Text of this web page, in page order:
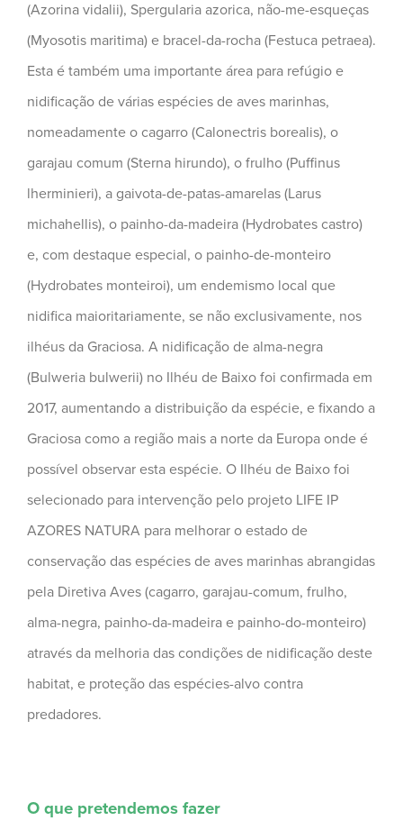
(Azorina vidalii), Spergularia azorica, não-me-esqueças
(Myosotis maritima) e bracel-da-rocha (Festuca petraea).
Esta é também uma importante área para refúgio e
nidificação de várias espécies de aves marinhas,
nomeadamente o cagarro (Calonectris borealis), o
garajau comum (Sterna hirundo), o frulho (Puffinus
lherminieri), a gaivota-de-patas-amarelas (Larus
michahellis), o painho-da-madeira (Hydrobates castro)
e, com destaque especial, o painho-de-monteiro
(Hydrobates monteiroi), um endemismo local que
nidifica maioritariamente, se não exclusivamente, nos
ilhéus da Graciosa. A nidificação de alma-negra
(Bulweria bulwerii) no Ilhéu de Baixo foi confirmada em
2017, aumentando a distribuição da espécie, e fixando a
Graciosa como a região mais a norte da Europa onde é
possível observar esta espécie. O Ilhéu de Baixo foi
selecionado para intervenção pelo projeto LIFE IP
AZORES NATURA para melhorar o estado de
conservação das espécies de aves marinhas abrangidas
pela Diretiva Aves (cagarro, garajau-comum, frulho,
alma-negra, painho-da-madeira e painho-do-monteiro)
através da melhoria das condições de nidificação deste
habitat, e proteção das espécies-alvo contra
predadores.
O que pretendemos fazer